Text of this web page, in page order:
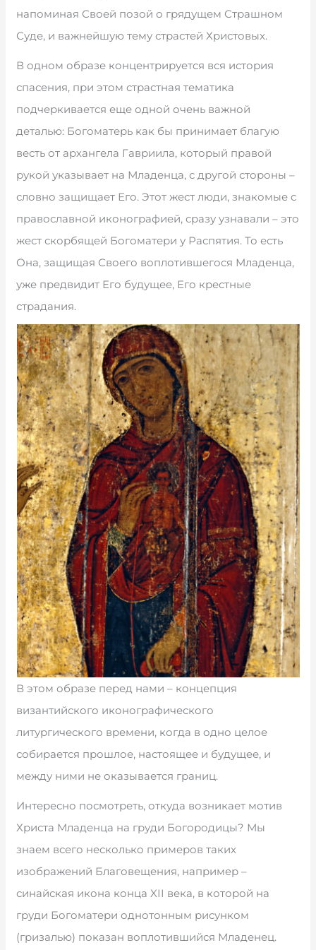
напоминая Своей позой о грядущем Страшном
Суде, и важнейшую тему страстей Христовых.
В одном образе концентрируется вся история
спасения, при этом страстная тематика
подчеркивается еще одной очень важной
деталью: Богоматерь как бы принимает благую
весть от архангела Гавриила, который правой
рукой указывает на Младенца, с другой стороны –
словно защищает Его. Этот жест люди, знакомые с
православной иконографией, сразу узнавали – это
жест скорбящей Богоматери у Распятия. То есть
Она, защищая Своего воплотившегося Младенца,
уже предвидит Его будущее, Его крестные
страдания.
В этом образе перед нами – концепция
византийского иконографического
литургического времени, когда в одно целое
собирается прошлое, настоящее и будущее, и
между ними не оказывается границ.
Интересно посмотреть, откуда возникает мотив
Христа Младенца на груди Богородицы? Мы
знаем всего несколько примеров таких
изображений Благовещения, например –
синайская икона конца XII века, в которой на
груди Богоматери однотонным рисунком
(гризалью) показан воплотившийся Младенец.